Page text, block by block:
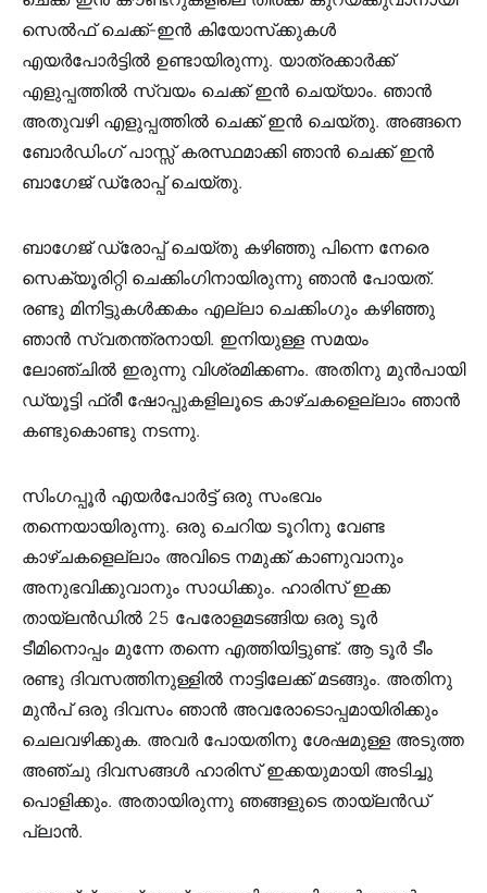
സെൽഫ് ചെക്ക്-ഇൻ കിയോസ്‌ക്കുകൾ
എയർപോർട്ടിൽ ഉണ്ടായിരുന്നു. യാത്രക്കാർക്ക്
എളുപ്പത്തിൽ സ്വയം ചെക്ക് ഇൻ ചെയ്യാം. ഞാൻ
അതുവഴി എളുപ്പത്തിൽ ചെക്ക് ഇൻ ചെയ്തു. അങ്ങനെ
ബോർഡിംഗ് പാസ്സ് കരസ്ഥമാക്കി ഞാൻ ചെക്ക് ഇൻ
ബാഗേജ് ഡ്രോപ്പ് ചെയ്തു.
ബാഗേജ് ഡ്രോപ്പ് ചെയ്തു കഴിഞ്ഞു പിന്നെ നേരെ
സെക്യൂരിറ്റി ചെക്കിംഗിനായിരുന്നു ഞാൻ പോയത്.
രണ്ടു മിനിട്ടുകൾക്കകം എല്ലാ ചെക്കിംഗും കഴിഞ്ഞു
ഞാൻ സ്വതന്ത്രനായി. ഇനിയുള്ള സമയം
ലോഞ്ചിൽ ഇരുന്നു വിശ്രമിക്കണം. അതിനു മുൻപായി
ഡ്യൂട്ടി ഫ്രീ ഷോപ്പുകളിലൂടെ കാഴ്ചകളെല്ലാം ഞാൻ
കണ്ടുകൊണ്ടു നടന്നു.
സിംഗപ്പൂർ എയർപോർട്ട് ഒരു സംഭവം
തന്നെയായിരുന്നു. ഒരു ചെറിയ ടൂറിനു വേണ്ട
കാഴ്ചകളെല്ലാം അവിടെ നമുക്ക് കാണുവാനും
അനുഭവിക്കുവാനും സാധിക്കും. ഹാരിസ് ഇക്ക
തായ്‌ലൻഡിൽ 25 പേരോളമടങ്ങിയ ഒരു ടൂർ
ടീമിനൊപ്പം മുന്നേ തന്നെ എത്തിയിട്ടുണ്ട്. ആ ടൂർ ടീം
രണ്ടു ദിവസത്തിനുള്ളിൽ നാട്ടിലേക്ക് മടങ്ങും. അതിനു
മുൻപ് ഒരു ദിവസം ഞാൻ അവരോടൊപ്പമായിരിക്കും
ചെലവഴിക്കുക. അവർ പോയതിനു ശേഷമുള്ള അടുത്ത
അഞ്ചു ദിവസങ്ങൾ ഹാരിസ് ഇക്കയുമായി അടിച്ചു
പൊളിക്കും. അതായിരുന്നു ഞങ്ങളുടെ തായ്‌ലൻഡ്
പ്ലാൻ.